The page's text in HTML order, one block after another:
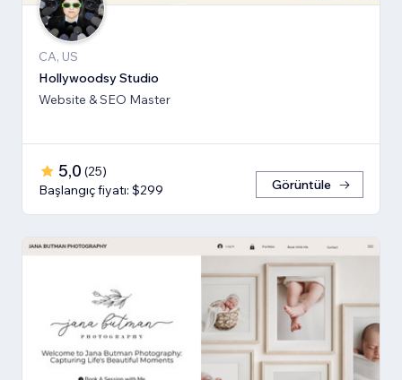
CA, US
Hollywoodsy Studio
Website & SEO Master
5,0 (25)
Başlangıç fiyatı: $299
Görüntüle